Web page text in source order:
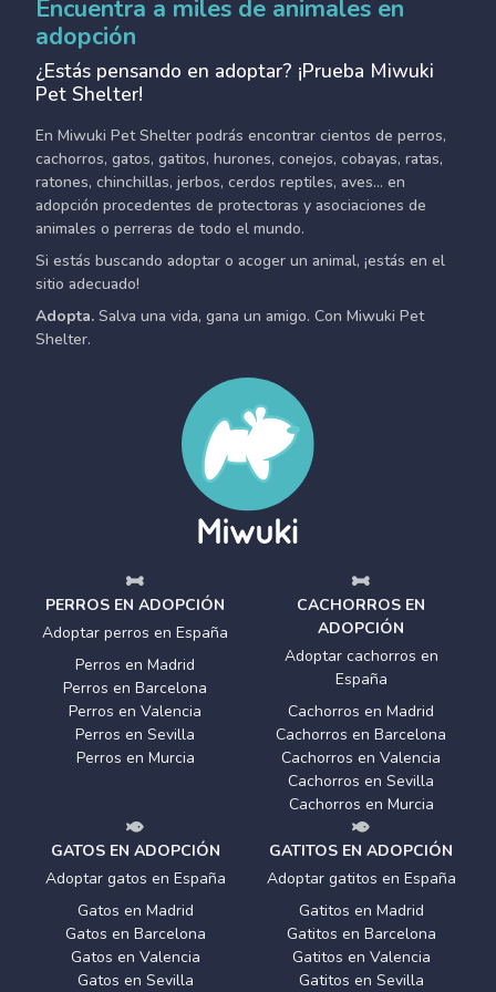
Encuentra a miles de animales en
adopción
¿Estás pensando en adoptar? ¡Prueba Miwuki
Pet Shelter!
En Miwuki Pet Shelter podrás encontrar cientos de perros,
cachorros, gatos, gatitos, hurones, conejos, cobayas, ratas,
ratones, chinchillas, jerbos, cerdos reptiles, aves... en
adopción procedentes de protectoras y asociaciones de
animales o perreras de todo el mundo.
Si estás buscando adoptar o acoger un animal, ¡estás en el
sitio adecuado!
Adopta. Salva una vida, gana un amigo. Con Miwuki Pet
Shelter.
PERROS EN ADOPCIÓN
Adoptar perros en España
Perros en Madrid
Perros en Barcelona
Perros en Valencia
Perros en Sevilla
Perros en Murcia
CACHORROS EN
ADOPCIÓN
Adoptar cachorros en
España
Cachorros en Madrid
Cachorros en Barcelona
Cachorros en Valencia
Cachorros en Sevilla
Cachorros en Murcia
GATOS EN ADOPCIÓN
Adoptar gatos en España
Gatos en Madrid
Gatos en Barcelona
Gatos en Valencia
Gatos en Sevilla
GATITOS EN ADOPCIÓN
Adoptar gatitos en España
Gatitos en Madrid
Gatitos en Barcelona
Gatitos en Valencia
Gatitos en Sevilla